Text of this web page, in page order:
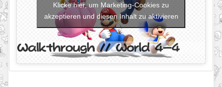
Klicke hier, um Marketing-Cookies zu
akzeptieren und diesen Inhalt zu aktivieren